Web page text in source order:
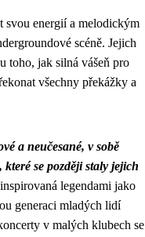
svou energií a melodickým
scéně. Jejich
toho, jak silná vášeň pro
všechny překážky a
a neučesané, v sobě
se později staly jejich
legendami jako
generaci mladých lidí
v malých klubech se